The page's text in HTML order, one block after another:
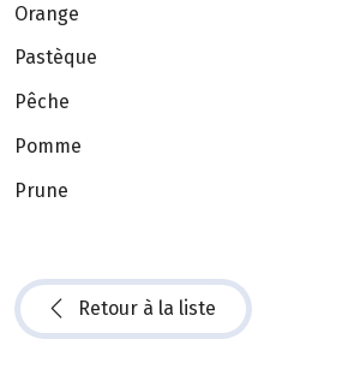
Orange
Pastèque
Pêche
Pomme
Prune
Retour à la liste